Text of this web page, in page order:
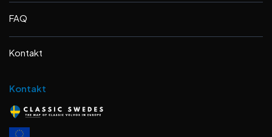
FAQ
Kontakt
Kontakt